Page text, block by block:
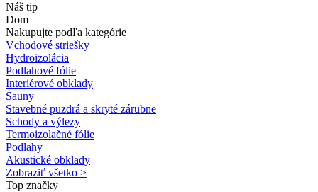
Náš tip
Dom
Nakupujte podľa kategórie
Vchodové striešky
Hydroizolácia
Podlahové fólie
Interiérové obklady
Sauny
Stavebné puzdrá a skryté zárubne
Schody a výlezy
Termoizolačné fólie
Podlahy
Akustické obklady
Zobraziť všetko >
Top značky